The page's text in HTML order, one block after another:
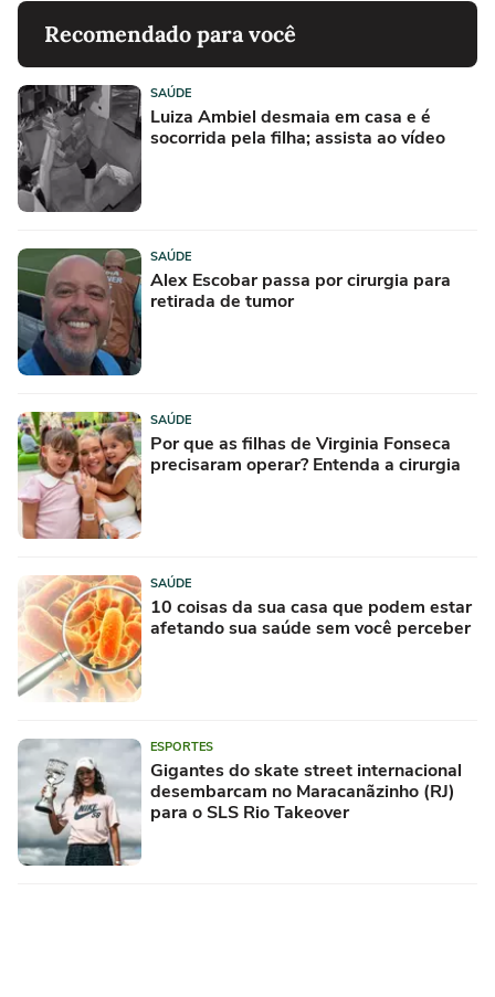
Recomendado para você
SAÚDE
Luiza Ambiel desmaia em casa e é
socorrida pela filha; assista ao vídeo
SAÚDE
Alex Escobar passa por cirurgia para
retirada de tumor
SAÚDE
Por que as filhas de Virginia Fonseca
precisaram operar? Entenda a cirurgia
SAÚDE
10 coisas da sua casa que podem estar
afetando sua saúde sem você perceber
ESPORTES
Gigantes do skate street internacional
desembarcam no Maracanãzinho (RJ)
para o SLS Rio Takeover